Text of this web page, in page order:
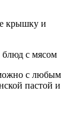
крышку и
с любым
пастой и